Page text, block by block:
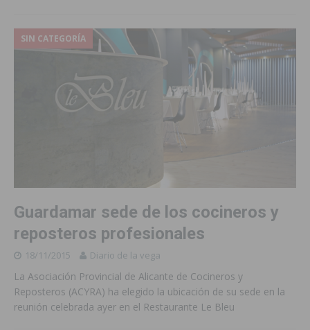
SIN CATEGORÍA
Guardamar sede de los cocineros y
reposteros profesionales
18/11/2015 Diario de la vega
La Asociación Provincial de Alicante de Cocineros y
Reposteros (ACYRA) ha elegido la ubicación de su sede en la
reunión celebrada ayer en el Restaurante Le Bleu